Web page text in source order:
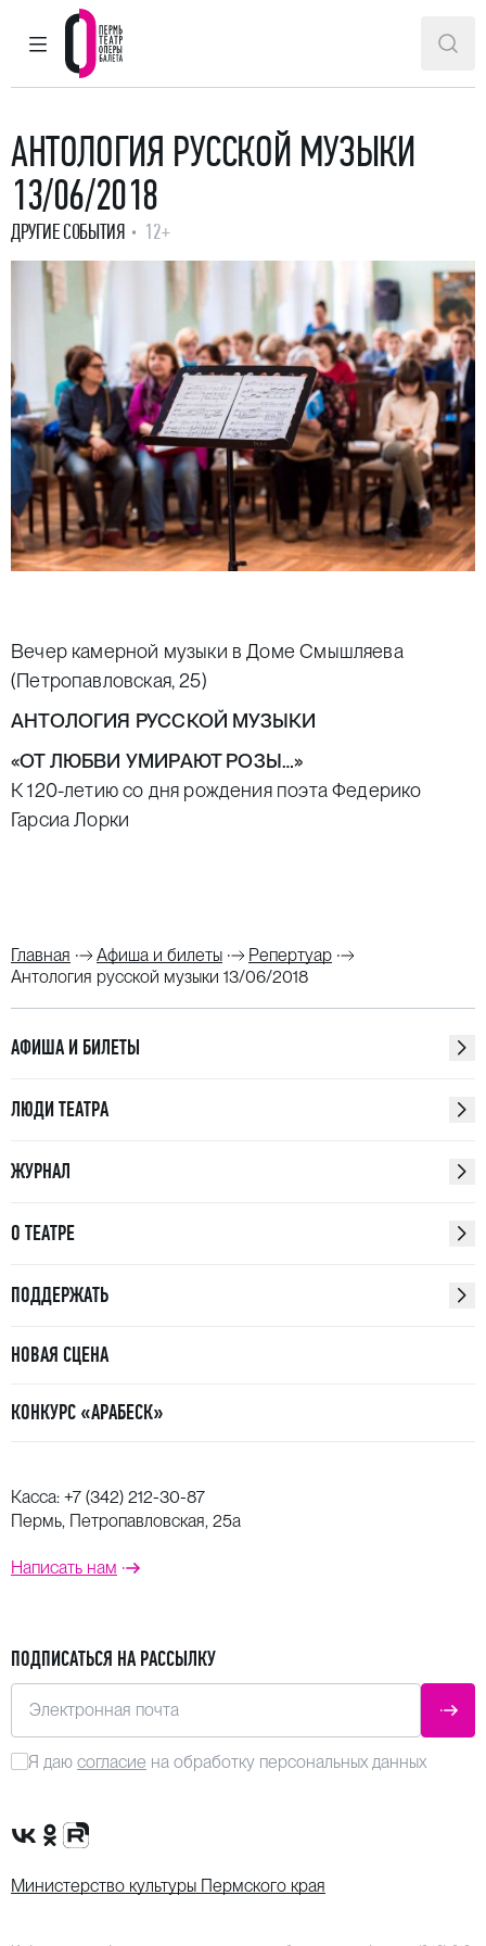
ГЛАВНОЕ МЕНЮ
Пермский театр оперы и балета
АНТОЛОГИЯ РУССКОЙ МУЗЫКИ
13/06/2018
ДРУГИЕ СОБЫТИЯ 12+
Вечер камерной музыки в Доме Смышляева
(Петропавловская, 25)
АНТОЛОГИЯ РУССКОЙ МУЗЫКИ
«ОТ ЛЮБВИ УМИРАЮТ РОЗЫ…»
К 120-летию со дня рождения поэта Федерико
Гарсиа Лорки
Главная Афиша и билеты
Репертуар
Антология русской музыки 13/06/2018
АФИША И БИЛЕТЫ
ЛЮДИ ТЕАТРА
ЖУРНАЛ
О ТЕАТРЕ
ПОДДЕРЖАТЬ
НОВАЯ СЦЕНА
КОНКУРС «АРАБЕСК»
Касса: +7 (342) 212-30-87
Пермь, Петропавловская, 25а
Написать нам
ПОДПИСАТЬСЯ НА РАССЫЛКУ
Электронная почта
Я даю согласие на обработку персональных данных
Сообщество VK
Группа в одноклассниках
Канал Rutube
Министерство культуры Пермского края